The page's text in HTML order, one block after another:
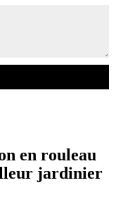
en rouleau
jardinier